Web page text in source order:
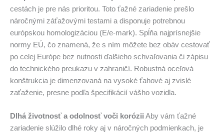
cestách je pre nás prioritou. Toto ťažné zariadenie prešlo
náročnými záťažovými testami a disponuje potrebnou
európskou homologizáciou (E/e-mark). Spĺňa najprísnejšie
normy EÚ, čo znamená, že s ním môžete bez obáv cestovať
po celej Európe bez nutnosti ďalšieho schvaľovania či zápisu
do technického preukazu v zahraničí. Robustná oceľová
konštrukcia je dimenzovaná na vysoké ťahové aj zvislé
zaťaženie, presne podľa špecifikácií vášho vozidla.
Dlhá životnosť a odolnosť voči korózii Aby vám ťažné
zariadenie slúžilo dlhé roky aj v náročných podmienkach, je